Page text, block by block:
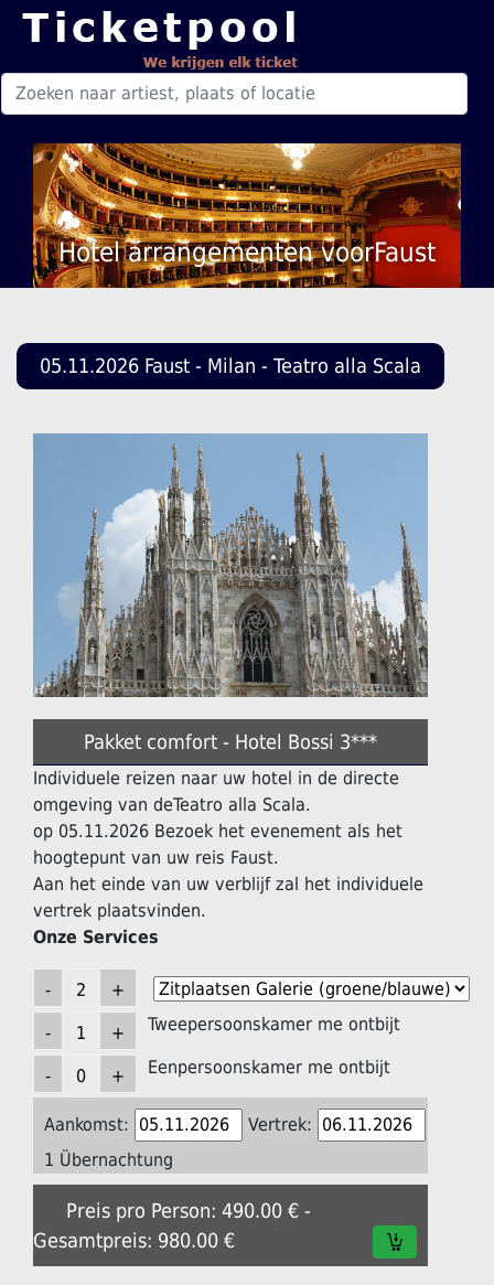
Hotel arrangementen voorFaust
05.11.2026 Faust - Milan - Teatro alla Scala
Pakket comfort - Hotel Bossi 3***
Individuele reizen naar uw hotel in de directe
omgeving van deTeatro alla Scala.
op 05.11.2026 Bezoek het evenement als het
hoogtepunt van uw reis Faust.
Aan het einde van uw verblijf zal het individuele
vertrek plaatsvinden.
Onze Services
Tweepersoonskamer me ontbijt
Eenpersoonskamer me ontbijt
Aankomst:
Vertrek:
1 Übernachtung
Preis pro Person: 490.00 € -
Gesamtpreis: 980.00 €